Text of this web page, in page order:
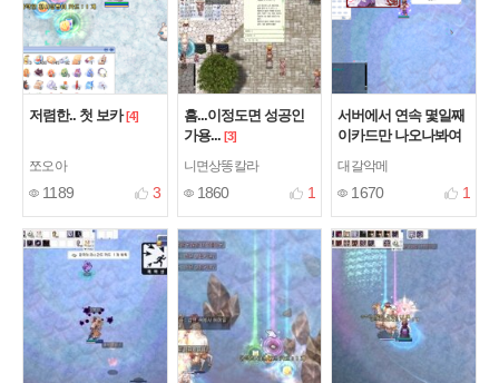
저렴한.. 첫 보카 [4]
쪼오아
1189 3
흠...이정도면 성공인
가용... [3]
니면상똥칼라
1860 1
서버에서 연속 몇일째
이카드만 나오나봐여
대갈악메
1670 1